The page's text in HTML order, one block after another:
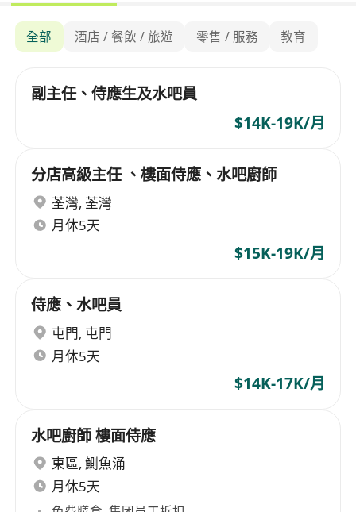
全部 酒店 / 餐飲 / 旅遊 零售 / 服務 教育
副主任、侍應生及水吧員
$14K-19K/月
分店高級主任 、樓面侍應、水吧廚師
荃灣, 荃灣
月休5天
$15K-19K/月
侍應、水吧員
屯門, 屯門
月休5天
$14K-17K/月
水吧廚師 樓面侍應
東區, 鰂魚涌
月休5天